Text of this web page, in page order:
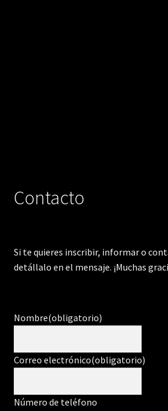
Contacto
Si te quieres inscribir, informar o
detállalo en el mensaje. ¡Muchas
Nombre(obligatorio)
Correo electrónico(obligatorio)
Número de teléfono